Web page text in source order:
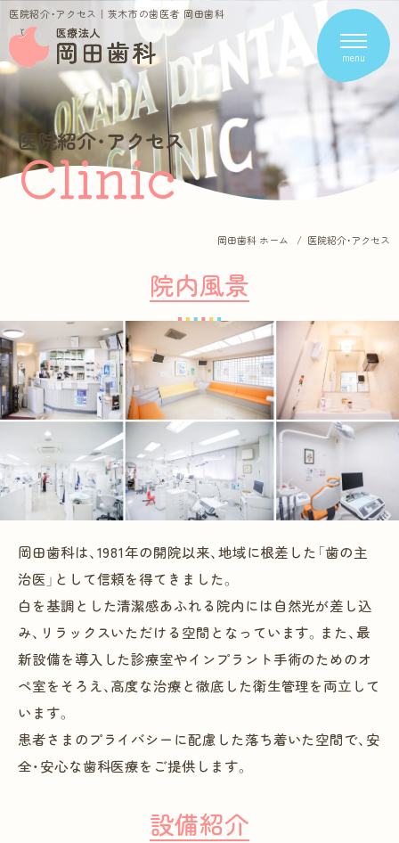
医院紹介・アクセス｜茨木市の歯医者 岡田歯科
menu
医院紹介・アクセス
Clinic
岡田歯科 ホーム 医院紹介・アクセス
院内風景
岡田歯科は、1981年の開院以来、地域に根差した「歯の主
治医」として信頼を得てきました。
白を基調とした清潔感あふれる院内には自然光が差し込
み、リラックスいただける空間となっています。また、最
新設備を導入した診療室やインプラント手術のためのオ
ペ室をそろえ、高度な治療と徹底した衛生管理を両立して
います。
患者さまのプライバシーに配慮した落ち着いた空間で、安
全・安心な歯科医療をご提供します。
設備紹介
Clinic Contents
ホーム 医院紹介・アクセス
お問い合わせ
プライバシーポリシー
Treatment Contents
一般診療
予防ケア
インプラント治療・入れ歯
審美治療
ホワイトニング
さまざまな治療